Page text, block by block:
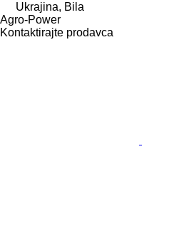
Ukrajina, Bila
Agro-Power
Kontaktirajte prodavca